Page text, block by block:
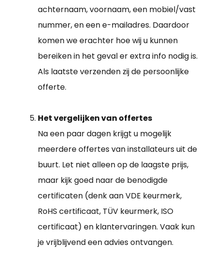
achternaam, voornaam, een mobiel/vast
nummer, en een e-mailadres. Daardoor
komen we erachter hoe wij u kunnen
bereiken in het geval er extra info nodig is.
Als laatste verzenden zij de persoonlijke
offerte.
Het vergelijken van offertes
Na een paar dagen krijgt u mogelijk
meerdere offertes van installateurs uit de
buurt. Let niet alleen op de laagste prijs,
maar kijk goed naar de benodigde
certificaten (denk aan VDE keurmerk,
RoHS certificaat, TÜV keurmerk, ISO
certificaat) en klantervaringen. Vaak kun
je vrijblijvend een advies ontvangen.